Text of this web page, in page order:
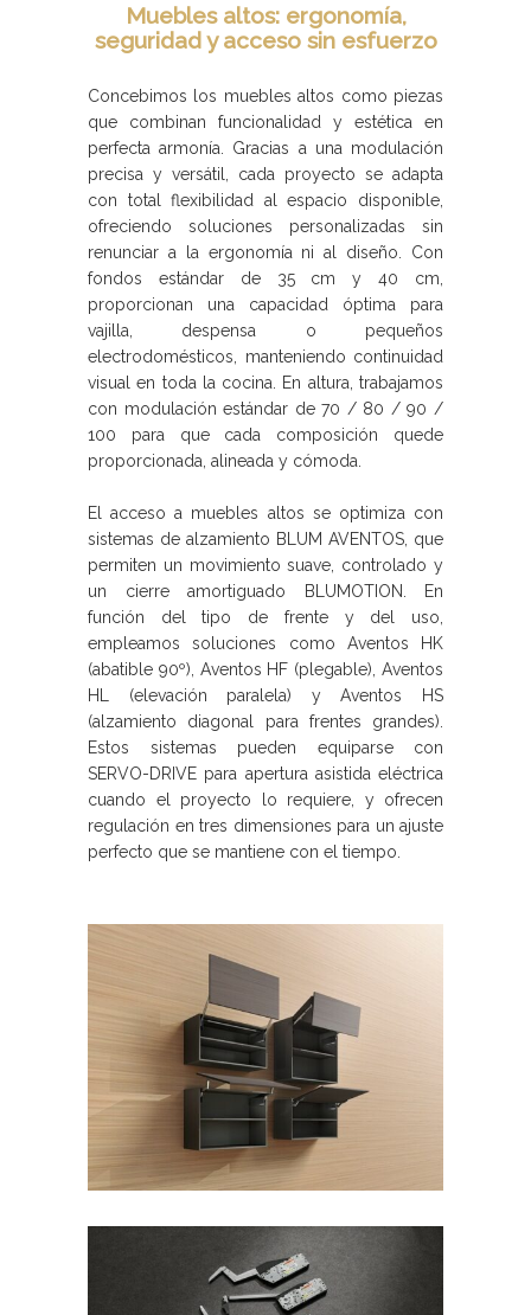
Muebles altos: ergonomía,
seguridad y acceso sin esfuerzo
Concebimos los muebles altos como piezas
que combinan funcionalidad y estética en
perfecta armonía. Gracias a una modulación
precisa y versátil, cada proyecto se adapta
con total flexibilidad al espacio disponible,
ofreciendo soluciones personalizadas sin
renunciar a la ergonomía ni al diseño. Con
fondos estándar de 35 cm y 40 cm,
proporcionan una capacidad óptima para
vajilla, despensa o pequeños
electrodomésticos, manteniendo continuidad
visual en toda la cocina. En altura, trabajamos
con modulación estándar de 70 / 80 / 90 /
100 para que cada composición quede
proporcionada, alineada y cómoda.
El acceso a muebles altos se optimiza con
sistemas de alzamiento BLUM AVENTOS, que
permiten un movimiento suave, controlado y
un cierre amortiguado BLUMOTION. En
función del tipo de frente y del uso,
empleamos soluciones como Aventos HK
(abatible 90º), Aventos HF (plegable), Aventos
HL (elevación paralela) y Aventos HS
(alzamiento diagonal para frentes grandes).
Estos sistemas pueden equiparse con
SERVO-DRIVE para apertura asistida eléctrica
cuando el proyecto lo requiere, y ofrecen
regulación en tres dimensiones para un ajuste
perfecto que se mantiene con el tiempo.